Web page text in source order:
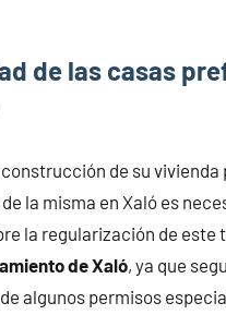
de las casas
de su
la misma en Xaló es
la regularización de este
de Xaló, ya que
algunos permisos